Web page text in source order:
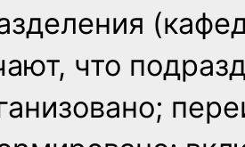
что